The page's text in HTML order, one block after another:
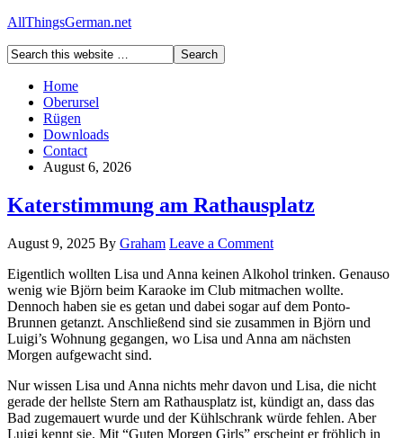
AllThingsGerman.net
Home
Oberursel
Rügen
Downloads
Contact
August 6, 2026
Katerstimmung am Rathausplatz
August 9, 2025 By Graham Leave a Comment
Eigentlich wollten Lisa und Anna keinen Alkohol trinken. Genauso
wenig wie Björn beim Karaoke im Club mitmachen wollte.
Dennoch haben sie es getan und dabei sogar auf dem Ponto-
Brunnen getanzt. Anschließend sind sie zusammen in Björn und
Luigi’s Wohnung gegangen, wo Lisa und Anna am nächsten
Morgen aufgewacht sind.
Nur wissen Lisa und Anna nichts mehr davon und Lisa, die nicht
gerade der hellste Stern am Rathausplatz ist, kündigt an, dass das
Bad zugemauert wurde und der Kühlschrank würde fehlen. Aber
Luigi kennt sie. Mit “Guten Morgen Girls” erscheint er fröhlich in